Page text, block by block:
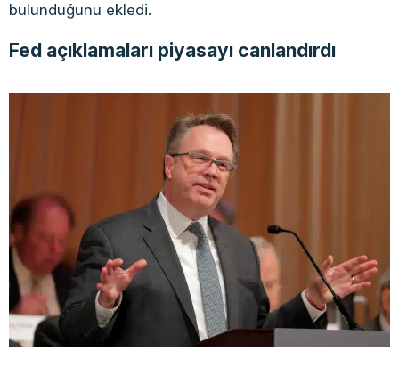
bulunduğunu ekledi.
Fed açıklamaları piyasayı canlandırdı